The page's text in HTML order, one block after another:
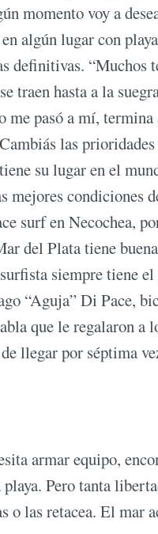
momento voy a
algún lugar con
definitivas.
traen hasta a la
me pasó a mí,
las
su lugar en el
mejores
surf en Necochea,
del Plata tiene
siempre tiene
“Aguja” Di Pace,
que le regalaron a
llegar por séptima
armar equipo,
Pero tanta
o las retacea. El mar